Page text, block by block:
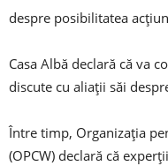
despre posibilitatea
Casa Albă declară că va
discute cu aliații săi
Între timp, Organizația
(OPCW) declară că